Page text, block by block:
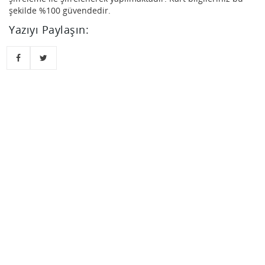
şekilde %100 güvendedir.
Yazıyı Paylaşın: